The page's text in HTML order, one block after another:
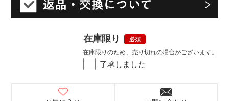
在庫限り
了承しました
在庫限りのため、売り切れの場合がございます。